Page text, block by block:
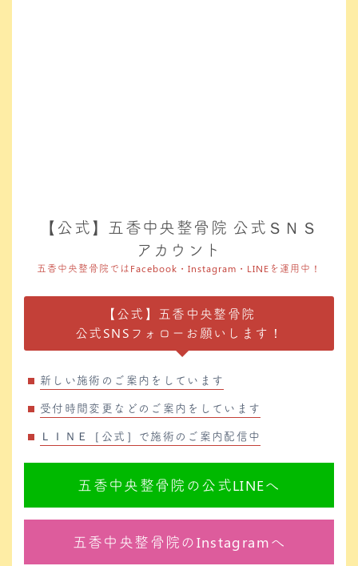
【公式】五香中央整骨院 公式ＳＮＳ
アカウント
五香中央整骨院ではFacebook・Instagram・LINEを運用中！
【公式】五香中央整骨院
公式SNSフォローお願いします！
新しい施術のご案内をしています
受付時間変更などのご案内をしています
ＬＩＮＥ［公式］で施術のご案内配信中
五香中央整骨院の公式LINEへ
五香中央整骨院のInstagramへ